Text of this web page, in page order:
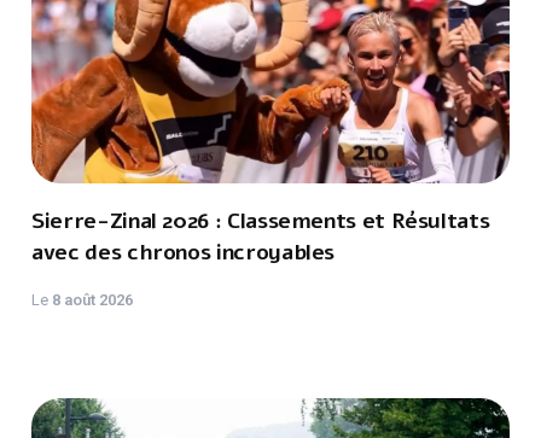
Sierre-Zinal 2026 : Classements et Résultats
avec des chronos incroyables
Le 8 août 2026